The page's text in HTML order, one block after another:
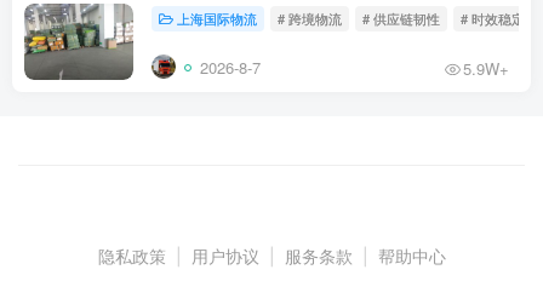
上海国际物流 # 跨境物流 # 供应链韧性 # 时效稳定
2026-8-7 5.9W+
隐私政策 用户协议 服务条款 帮助中心